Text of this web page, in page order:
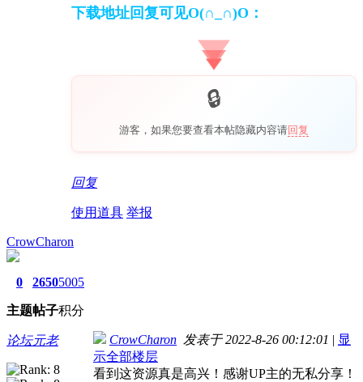
下载地址回复可见O(∩_∩)O：
游客，如果您要查看本帖隐藏内容请回复
回复
使用道具 举报
CrowCharon
0
主题
2650
帖子
5005
积分
论坛元老 CrowCharon 发表于 2022-8-26 00:12:01 | 显
示全部楼层
看到这资源真是高兴！感谢UP主的无私分享！